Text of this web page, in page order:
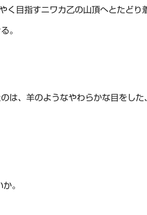
く目指すニワカ乙の山頂へとたどり
。
は、羊のようなやわらかな目をした
。